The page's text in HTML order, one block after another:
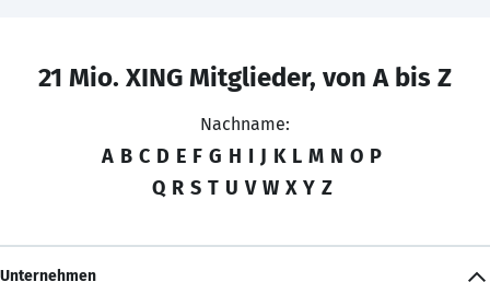
21 Mio. XING Mitglieder, von A bis Z
Nachname:
A B C D E F G H I J K L M N O P
Q R S T U V W X Y Z
Unternehmen